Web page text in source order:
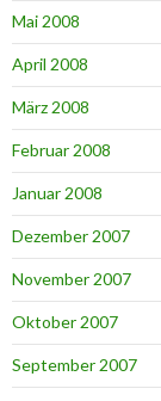
Mai 2008
April 2008
März 2008
Februar 2008
Januar 2008
Dezember 2007
November 2007
Oktober 2007
September 2007